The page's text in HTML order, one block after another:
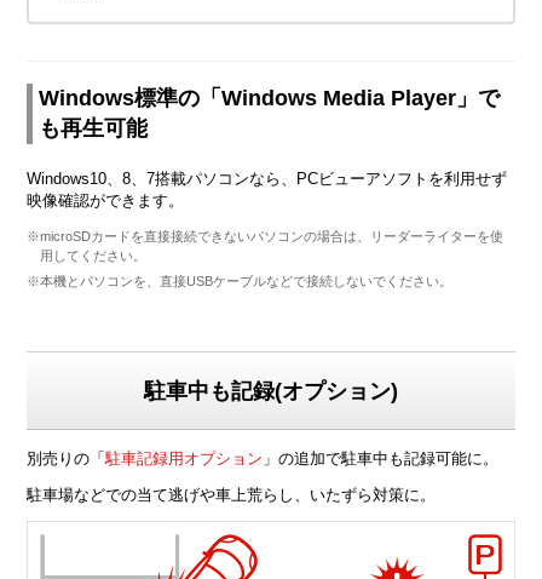
Windows標準の「Windows Media Player」で
も再生可能
Windows10、8、7搭載パソコンなら、PCビューアソフトを利用せず
映像確認ができます。
※microSDカードを直接接続できないパソコンの場合は、リーダーライターを使
用してください。
※本機とパソコンを、直接USBケーブルなどで接続しないでください。
駐車中も記録(オプション)
別売りの「駐車記録用オプション 」の追加で駐車中も記録可能に。
駐車場などでの当て逃げや車上荒らし、いたずら対策に。